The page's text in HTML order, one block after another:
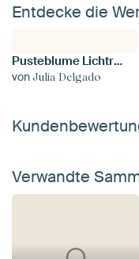
Entdecke die
Pusteblume Lichtreflexe
vonJulia Delgado
Verwandte